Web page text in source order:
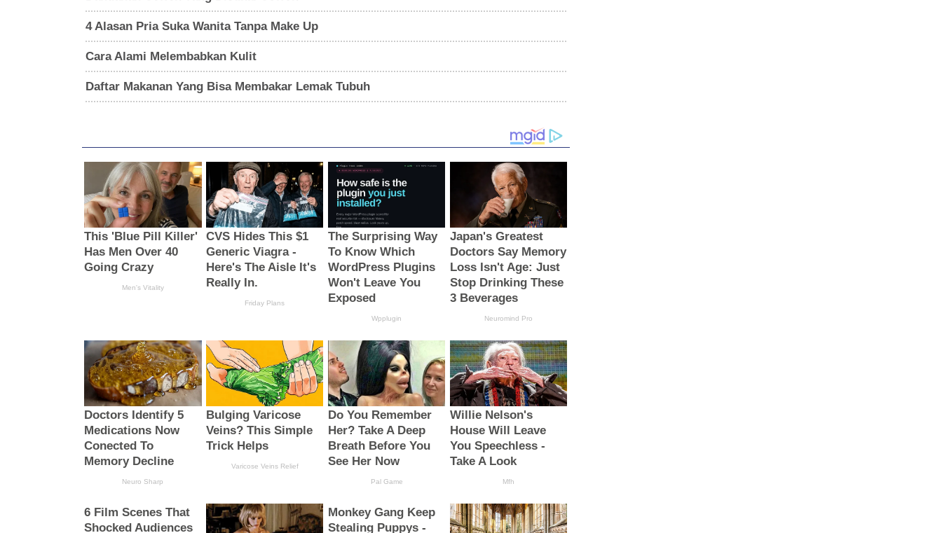
4 Alasan Pria Suka Wanita Tanpa Make Up
Cara Alami Melembabkan Kulit
Daftar Makanan Yang Bisa Membakar Lemak Tubuh